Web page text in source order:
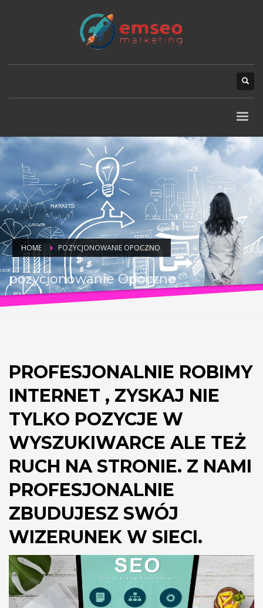
HOME POZYCJONOWANIE OPOCZNO
pozycjonowanie Opoczno
PROFESJONALNIE ROBIMY
INTERNET , ZYSKAJ NIE
TYLKO POZYCJE W
WYSZUKIWARCE ALE TEŻ
RUCH NA STRONIE. Z NAMI
PROFESJONALNIE
ZBUDUJESZ SWÓJ
WIZERUNEK W SIECI.